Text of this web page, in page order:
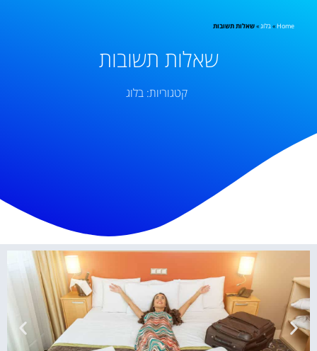
Home
»בלוג»שאלות תשובות
שאלות תשובות
קטגוריות: בלוג